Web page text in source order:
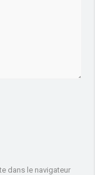
dans le navigateur